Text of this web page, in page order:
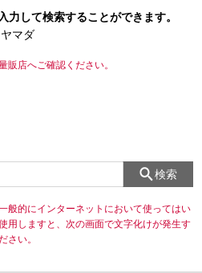
力して検索することができます。
マダ
販店へご確認ください。
検索
般的にインターネットにおいて使ってはい
用しますと、次の画面で文字化けが発生す
さい。